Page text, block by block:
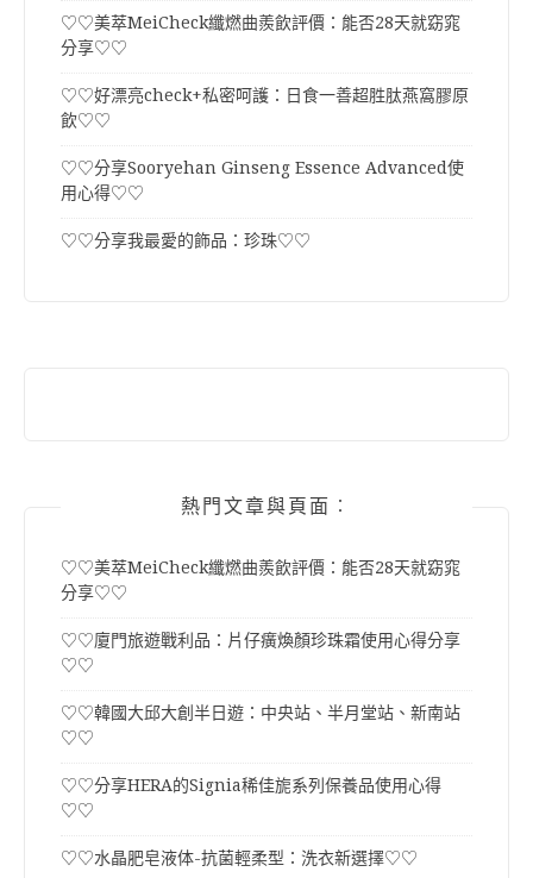
♡♡美萃MeiCheck纖燃曲羨飲評價：能否28天就窈窕
分享♡♡
♡♡好漂亮check+私密呵護：日食一善超胜肽燕窩膠原
飲♡♡
♡♡分享Sooryehan Ginseng Essence Advanced使
用心得♡♡
♡♡分享我最愛的飾品：珍珠♡♡
熱門文章與頁面︰
♡♡美萃MeiCheck纖燃曲羨飲評價：能否28天就窈窕
分享♡♡
♡♡廈門旅遊戰利品：片仔癀煥顏珍珠霜使用心得分享
♡♡
♡♡韓國大邱大創半日遊：中央站、半月堂站、新南站
♡♡
♡♡分享HERA的Signia稀佳旎系列保養品使用心得
♡♡
♡♡水晶肥皂液体-抗菌輕柔型：洗衣新選擇♡♡